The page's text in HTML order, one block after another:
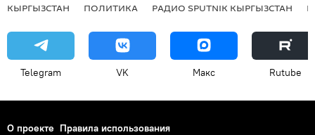
КЫРГЫЗСТАН ПОЛИТИКА РАДИО SPUTNIK КЫРГЫЗСТАН
Telegram VK Макс Rutube
О проекте Правила использования